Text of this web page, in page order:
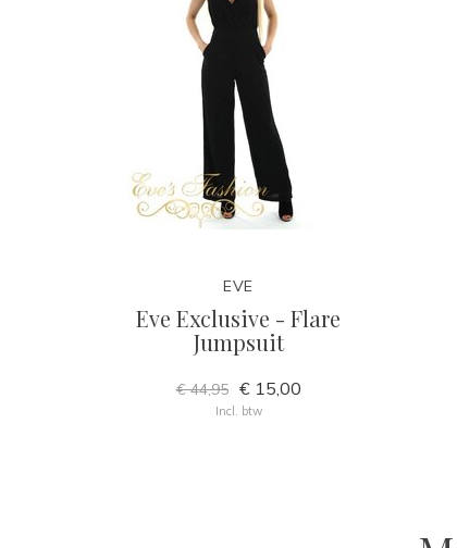
EVE
Eve Exclusive - Flare
Jumpsuit
€ 44,95 € 15,00
Incl. btw